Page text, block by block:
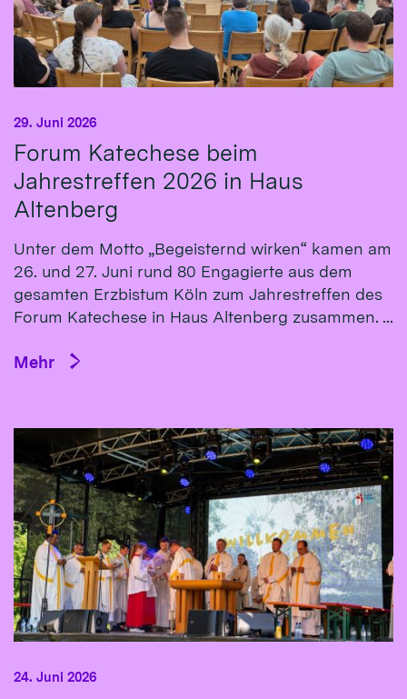
Forum Katechese beim
Jahrestreffen 2026 in Haus
Altenberg
29. Juni 2026
Unter dem Motto „Begeisternd wirken“ kamen am
26. und 27. Juni rund 80 Engagierte aus dem
gesamten Erzbistum Köln zum Jahrestreffen des
Forum Katechese in Haus Altenberg zusammen. ...
Mehr
24. Juni 2026